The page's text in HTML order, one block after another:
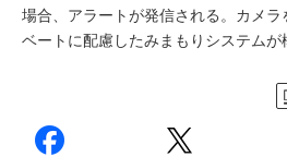
場合、アラートが発信される。カメ
ベートに配慮したみまもりシステムが